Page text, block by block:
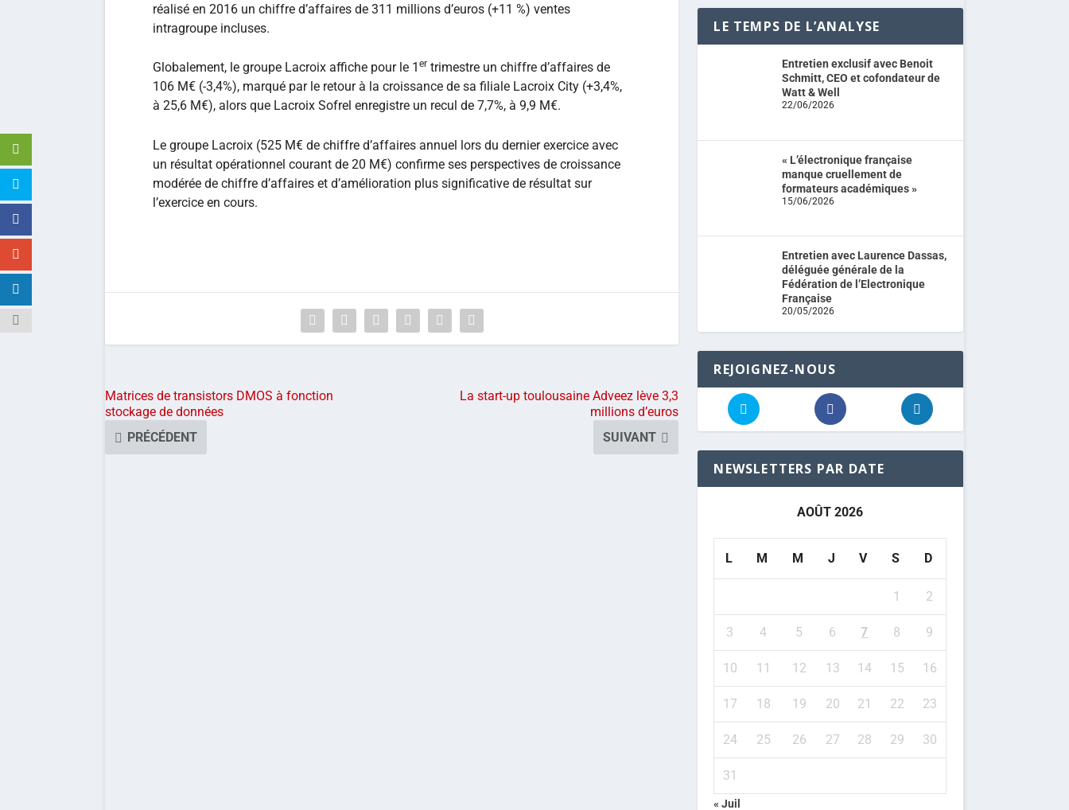
réalisé en 2016 un chiffre d’affaires de 311 millions d’euros (+11 %) ventes
intragroupe incluses.
Globalement, le groupe Lacroix affiche pour le 1 er trimestre un chiffre d’affaires de
106 M€ (-3,4%), marqué par le retour à la croissance de sa filiale Lacroix City (+3,4%,
à 25,6 M€), alors que Lacroix Sofrel enregistre un recul de 7,7%, à 9,9 M€.
Le groupe Lacroix (525 M€ de chiffre d’affaires annuel lors du dernier exercice avec
un résultat opérationnel courant de 20 M€) confirme ses perspectives de croissance
modérée de chiffre d’affaires et d’amélioration plus significative de résultat sur
l’exercice en cours.
Matrices de transistors DMOS à fonction
stockage de données
PRÉCÉDENT
La start-up toulousaine Adveez lève 3,3
millions d’euros
SUIVANT
LE TEMPS DE L’ANALYSE
Entretien exclusif avec Benoit
Schmitt, CEO et cofondateur de
Watt & Well
22/06/2026
« L’électronique française
manque cruellement de
formateurs académiques »
15/06/2026
Entretien avec Laurence Dassas,
déléguée générale de la
Fédération de l’Electronique
Française
20/05/2026
REJOIGNEZ-NOUS
NEWSLETTERS PAR DATE
AOÛT 2026
L M M J V S D
1 2
3 4 5 6 7 8 9
10 11 12 13 14 15 16
17 18 19 20 21 22 23
24 25 26 27 28 29 30
31
« Juil